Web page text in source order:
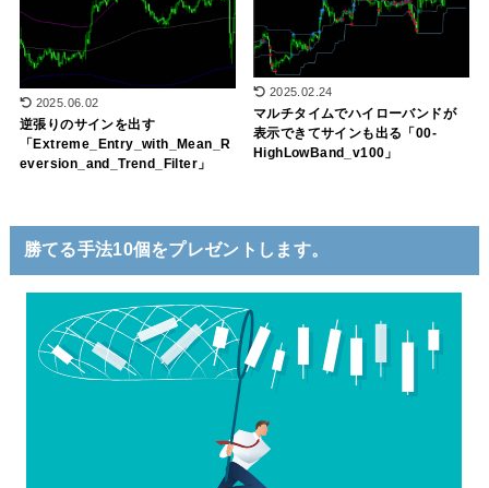
2025.06.02
逆張りのサインを出す
「Extreme_Entry_with_Mean_R
eversion_and_Trend_Filter」
2025.02.24
マルチタイムでハイローバンドが
表示できてサインも出る「00-
HighLowBand_v100」
勝てる手法10個をプレゼントします。